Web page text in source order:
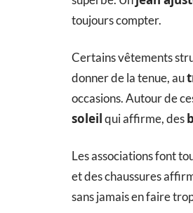
toujours compter.
Certains vêtements
donner de la tenue, au
occasions. Autour de
soleilqui affirme, des
Les associations font
et des chaussures
sans jamais en faire